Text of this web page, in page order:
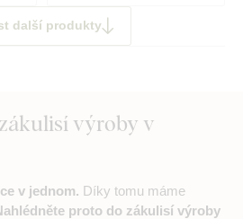
další produkty
výroby v
v jednom. Díky tomu máme
proto do zákulisí výroby